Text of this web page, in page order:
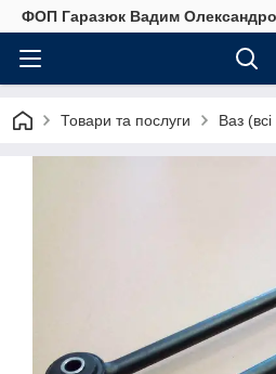
ФОП Гаразюк Вадим
Товари та послуги Ваз